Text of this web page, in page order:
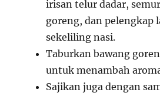
irisan telur dadar,
goreng, dan pelengkap
sekeliling nasi.
Taburkan bawang
untuk menambah
Sajikan juga dengan